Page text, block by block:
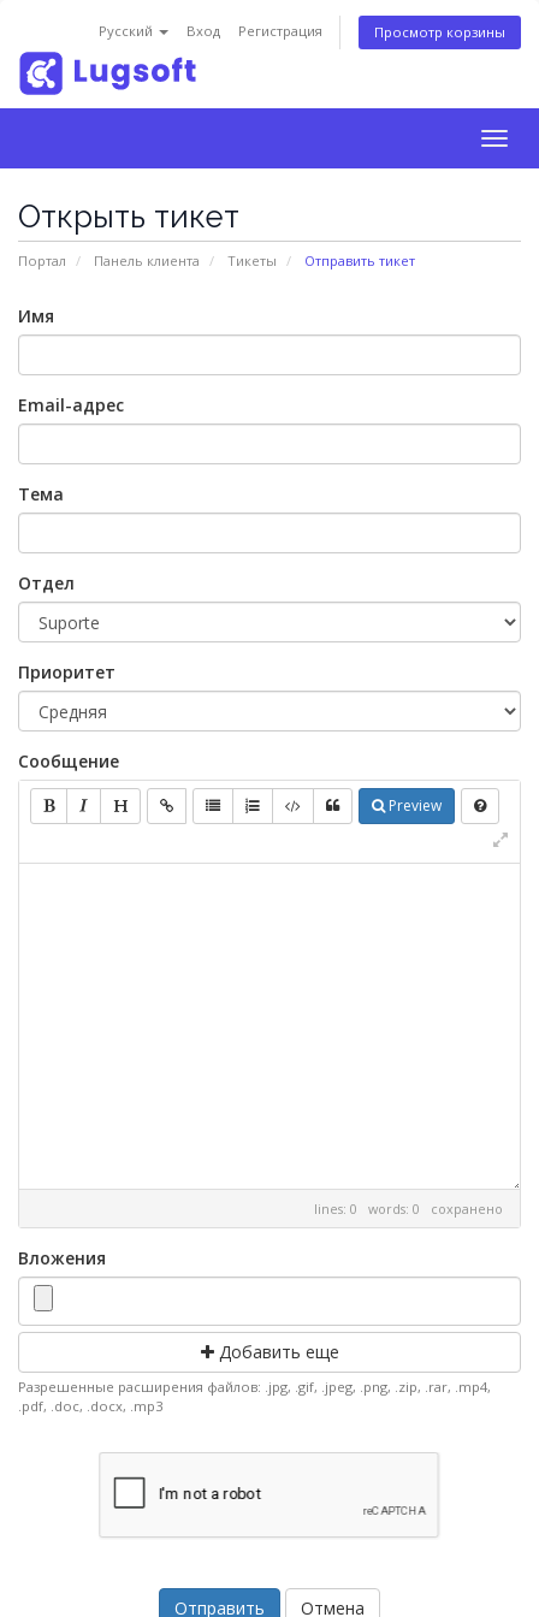
Русский Вход Регистрация Просмотр корзины
Открыть тикет
Портал Панель клиента Тикеты Отправить тикет
Имя
Email-адрес
Тема
Отдел
Приоритет
Сообщение
Preview
lines: 0 words: 0 сохранено
Вложения
Добавить еще
Разрешенные расширения файлов: .jpg, .gif, .jpeg, .png, .zip, .rar, .mp4,
.pdf, .doc, .docx, .mp3
Отмена